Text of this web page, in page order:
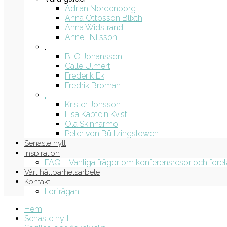
Adrian Nordenborg
Anna Ottosson Blixth
Anna Widstrand
Anneli Nilsson
.
B-O Johansson
Calle Ulmert
Frederik Ek
Fredrik Broman
.
Krister Jonsson
Lisa Kaptein Kvist
Ola Skinnarmo
Peter von Bültzingslöwen
Senaste nytt
Inspiration
FAQ – Vanliga frågor om konferensresor och
Vårt hållbarhetsarbete
Kontakt
Förfrågan
Hem
Senaste nytt